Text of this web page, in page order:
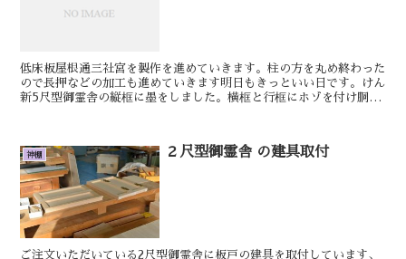
低床板屋根通三社宮を製作を進めていきます。柱の方を丸め終わった
ので長押などの加工も進めていきます明日もきっといい日です。けん
新5尺型御霊舎の縦框に墨をしました。横框と行框にホゾを付け胴付
神棚 ２尺型御霊舎 の建具取付
ご注文いただいている2尺型御霊舎に板戸の建具を取付しています、